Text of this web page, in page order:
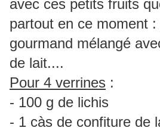
avec ces petits fruits
partout en ce moment
gourmand mélangé
de lait....
Pour 4 verrines :
- 100 g de lichis
- 1 càs de confiture de